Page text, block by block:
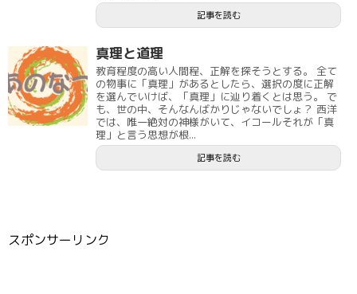
記事を読む
真理と道理
教育程度の高い人間程、正解を探そうとする。 全て
の物事に「真理」があるとしたら、選択の度に正解
を選んでいけば、「真理」に辿り着くとは思う。 で
も、世の中、そんなんばかりじゃないでしょ？ 西洋
では、唯一絶対の神様がいて、イコールそれが「真
理」と言う思想が根...
記事を読む
スポンサーリンク